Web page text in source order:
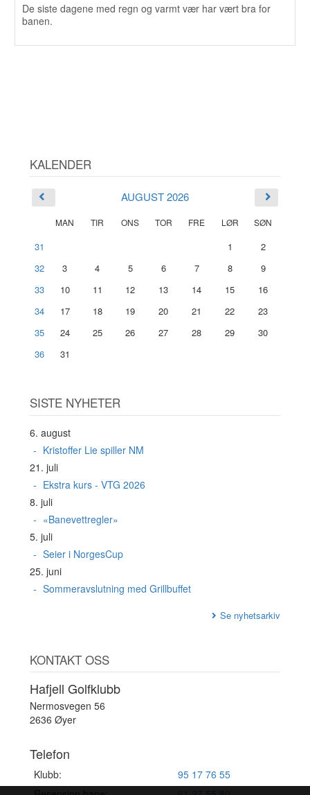
De siste dagene med regn og varmt vær har vært bra for
banen.
KALENDER
AUGUST 2026
MAN TIR ONS TOR FRE LØR SØN
31 1
2
32
3 4 5 6 7 8
9
33
10 11 12 13 14 15
16
34
17 18 19 20 21 22
23
35
24 25 26 27 28 29
30
36
31
SISTE NYHETER
6. august
Kristoffer Lie spiller NM
21. juli
Ekstra kurs - VTG 2026
8. juli
«Banevettregler»
5. juli
Seier i NorgesCup
25. juni
Sommeravslutning med Grillbuffet
Se nyhetsarkiv
KONTAKT OSS
Hafjell Golfklubb
Nermosvegen 56
2636 Øyer
Telefon
Klubb:
95 17 76 55